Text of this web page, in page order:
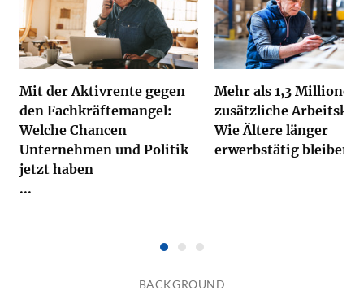
Mit der Aktivrente gegen
den Fachkräftemangel:
Welche Chancen
Unternehmen und Politik
jetzt haben
...
Mehr als 1,3 Millionen
zusätzliche
Wie Ältere länger
erwerbstätig bleiben
BACKGROUND